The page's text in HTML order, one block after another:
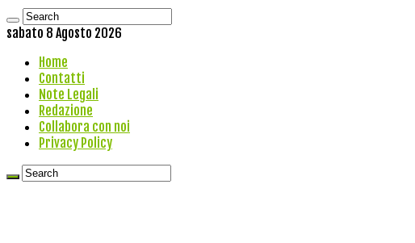
sabato 8 Agosto 2026
Home
Contatti
Note Legali
Redazione
Collabora con noi
Privacy Policy